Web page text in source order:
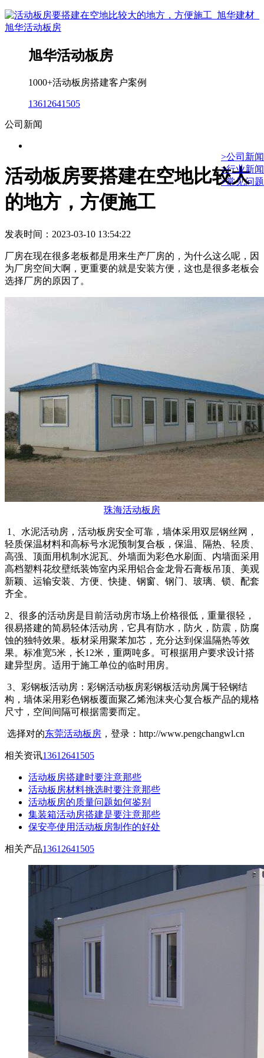
旭华活动板房
1000+活动板房搭建客户案例
13612641505
公司新闻
>公司新闻
>行业新闻
>常见问题
活动板房要搭建在空地比较大
的地方，方便施工
发表时间：2023-03-10 13:54:22
厂房在现在很多老板都是用来生产厂房的，为什么这么呢，因
为厂房空间大啊，更重要的就是安装方便，这也是很多老板会
选择厂房的原因了。
珠海活动板房
1、水泥活动房，活动板房安全可靠，墙体采用双层钢丝网，
轻质保温材料和高标号水泥预制复合板，保温、隔热、轻质、
高强、顶面用机制水泥瓦、外墙面为彩色水刷面、内墙面采用
高档塑料花纹壁纸装饰室内采用铝合金龙骨石膏板吊顶、美观
新颖、运输安装、方便、快捷、钢窗、钢门、玻璃、锁、配套
齐全。
2、很多的活动房是目前活动房市场上价格很低，重量很轻，
很易搭建的简易轻体活动房，它具有防水，防火，防震，防腐
蚀的独特效果。板材采用聚苯加芯，充分达到保温隔热等效
果。标准宽5米，长12米，重两吨多。可根据用户要求设计搭
建异型房。适用于施工单位的临时用房。
3、彩钢板活动房：彩钢活动板房彩钢板活动房属于轻钢结
构，墙体采用彩色钢板覆面聚乙烯泡沫夹心复合板产品的规格
尺寸，空间间隔可根据需要而定。
选择对的东莞活动板房 ，登录：http://www.pengchangwl.cn
相关资讯13612641505
活动板房搭建时要注意那些
活动板房材料挑选时要注意那些
活动板房的质量问题如何鉴别
集装箱活动房搭建是要注意那些
保安亭使用活动板房制作的好处
相关产品13612641505